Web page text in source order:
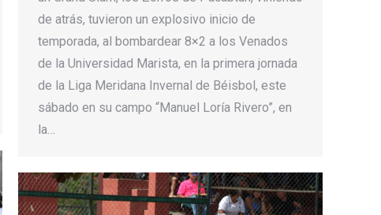
de atrás, tuvieron un explosivo inicio de
temporada, al bombardear 8×2 a los Venados
de la Universidad Marista, en la primera jornada
de la Liga Meridana Invernal de Béisbol, este
sábado en su campo “Manuel Loría Rivero”, en
la…